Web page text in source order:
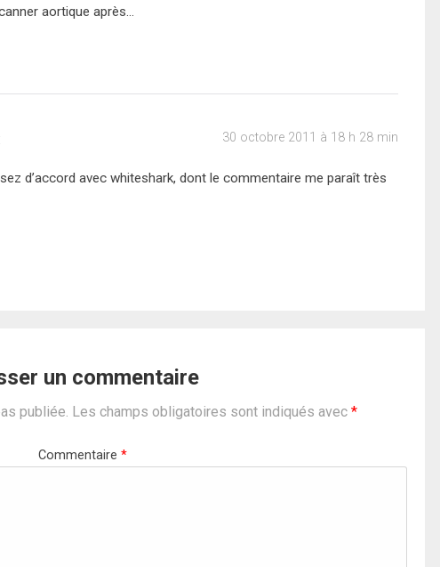
aortique après…
30 octobre 2011 à 18 h 28 min
d’accord avec whiteshark, dont le commentaire me paraît très
un commentaire
publiée. Les champs obligatoires sont indiqués avec *
Commentaire *